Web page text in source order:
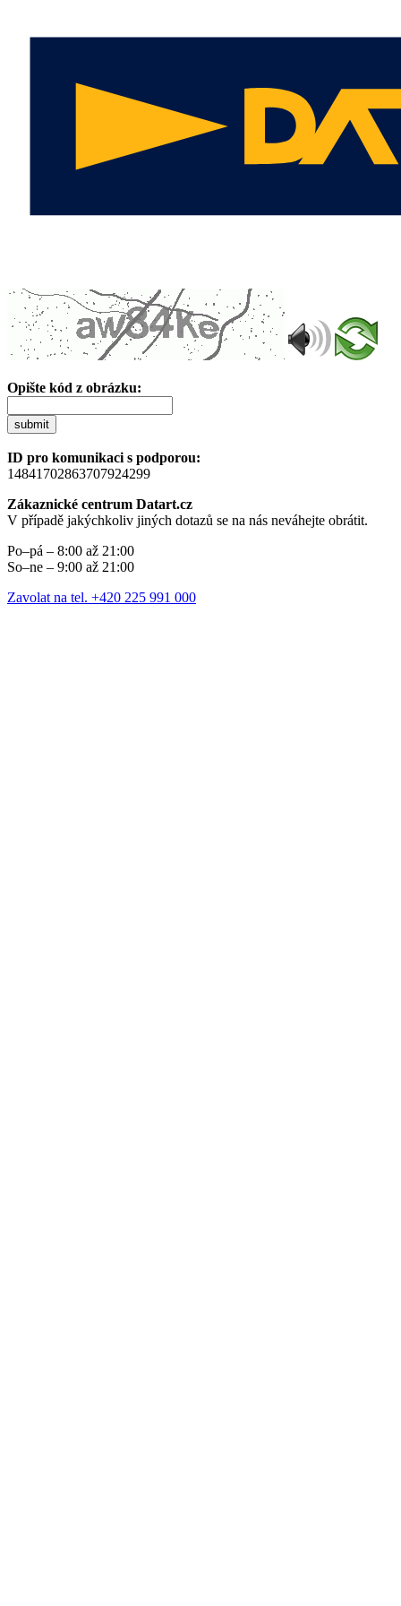
Opište kód z obrázku:
submit
ID pro komunikaci s podporou:
14841702863707924299
Zákaznické centrum Datart.cz
V případě jakýchkoliv jiných dotazů se na nás neváhejte obrátit.
Po–pá – 8:00 až 21:00
So–ne – 9:00 až 21:00
Zavolat na tel. +420 225 991 000